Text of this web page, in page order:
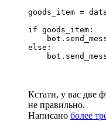
goods_item =
if goods_item:
else:
Кстати, у вас две
не правильно.
Написано более